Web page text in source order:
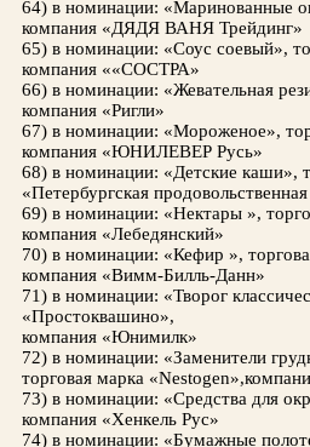
64) в номинации: «Маринованные
компания «ДЯДЯ ВАНЯ Трейдинг»
65) в номинации: «Соус соевый»,
компания ««СОСТРА»
66) в номинации: «Жевательная
компания «Ригли»
67) в номинации: «Мороженое»,
компания «ЮНИЛЕВЕР Русь»
68) в номинации: «Детские каши»,
«Петербургская
69) в номинации: «Нектары »,
компания «Лебедянский»
70) в номинации: «Кефир »,
компания «Вимм-Билль-Данн»
71) в номинации: «Творог
«Простоквашино»,
компания «Юнимилк»
72) в номинации: «Заменители
торговая марка
73) в номинации: «Средства для
компания «Хенкель Рус»
74) в номинации: «Бумажные